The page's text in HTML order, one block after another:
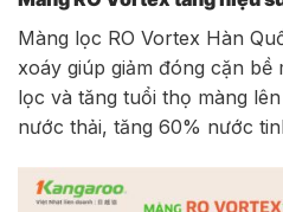
Màng lọc RO Vortex Hàn
xoáy giúp giảm đóng cặn bề
lọc và tăng tuổi thọ màng
nước thải, tăng 60% nước